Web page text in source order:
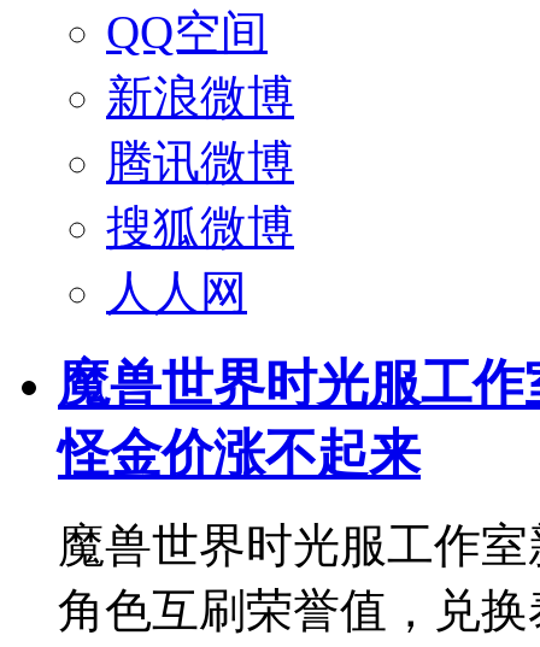
QQ空间
新浪微博
腾讯微博
搜狐微博
人人网
魔兽世界时光服工
怪金价涨不起来
魔兽世界时光服工作
角色互刷荣誉值，兑